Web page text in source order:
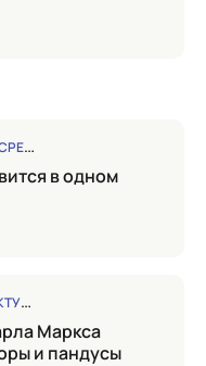
и пандусы